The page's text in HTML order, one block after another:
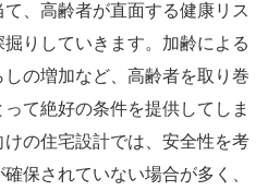
、高齢者が直面する健康リス
りしていきます。加齢による
の増加など、高齢者を取り巻
て絶好の条件を提供してしま
の住宅設計では、安全性を考
保されていない場合が多く、